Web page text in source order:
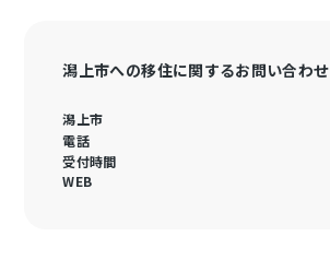
潟上市への移住に関するお問い合わせ
潟上市
電話
受付時間
WEB